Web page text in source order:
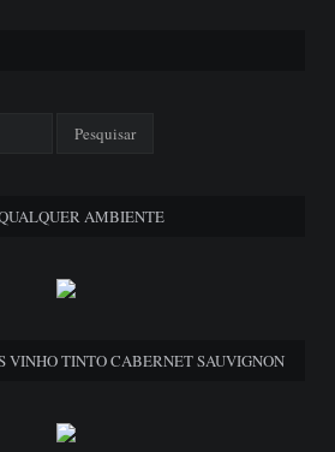
AMBIENTE
VINHO TINTO CABERNET SAUVIGNON